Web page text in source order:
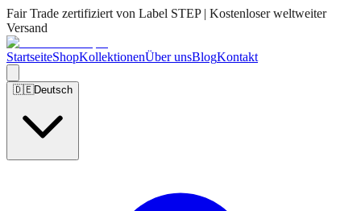
Fair Trade zertifiziert von Label STEP | Kostenloser weltweiter
Versand
StartseiteShopKollektionenÜber unsBlogKontakt
🇩🇪Deutsch